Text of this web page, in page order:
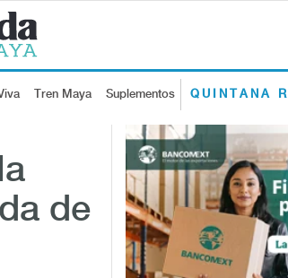
Tren Maya Suplementos QUINTANA
de